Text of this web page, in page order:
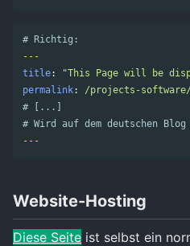
# Richtig:
---
title: "This Page will be
permalink:
/projects-
# [...]
# Wird auf dem deutschen Blog
---
Website-Hosting
Diese Seite ist selbst ein